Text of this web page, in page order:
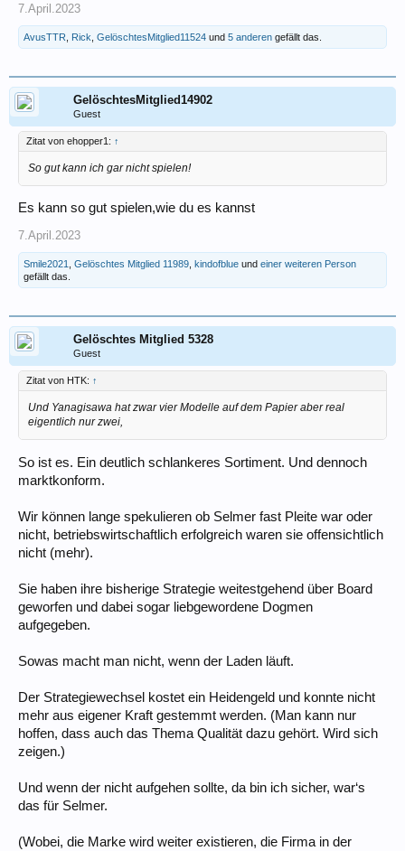
7.April.2023
AvusTTR Rick GelöschtesMitglied11524 und 5 anderen gefällt das.
GelöschtesMitglied14902
Guest
Zitat von ehopper1: ↑
So gut kann ich gar nicht spielen!
Es kann so gut spielen,wie du es kannst
7.April.2023
Smile2021 Gelöschtes Mitglied 11989 kindofblue und einer weiteren Person
gefällt das.
Gelöschtes Mitglied 5328
Guest
Zitat von HTK: ↑
Und Yanagisawa hat zwar vier Modelle auf dem Papier aber real
eigentlich nur zwei,
So ist es. Ein deutlich schlankeres Sortiment. Und dennoch
marktkonform.
Wir können lange spekulieren ob Selmer fast Pleite war oder
nicht, betriebswirtschaftlich erfolgreich waren sie offensichtlich
nicht (mehr).
Sie haben ihre bisherige Strategie weitestgehend über Board
geworfen und dabei sogar liebgewordene Dogmen
aufgegeben.
Sowas macht man nicht, wenn der Laden läuft.
Der Strategiewechsel kostet ein Heidengeld und konnte nicht
mehr aus eigener Kraft gestemmt werden. (Man kann nur
hoffen, dass auch das Thema Qualität dazu gehört. Wird sich
zeigen.)
Und wenn der nicht aufgehen sollte, da bin ich sicher, war‘s
das für Selmer.
(Wobei, die Marke wird weiter existieren, die Firma in der